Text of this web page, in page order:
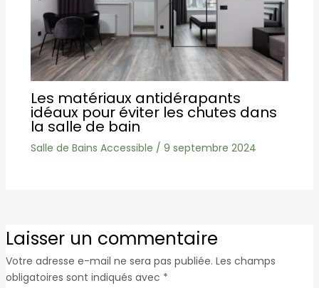
Les matériaux antidérapants
idéaux pour éviter les chutes dans
la salle de bain
Salle de Bains Accessible / 9 septembre 2024
Laisser un commentaire
Votre adresse e-mail ne sera pas publiée. Les champs
obligatoires sont indiqués avec *